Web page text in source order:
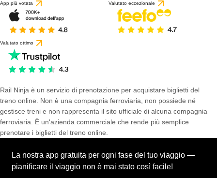
App più votata Valutato eccezionale
Valutato ottimo
Rail Ninja è un servizio di prenotazione per acquistare biglietti del
treno online. Non è una compagnia ferroviaria, non possiede né
gestisce treni e non rappresenta il sito ufficiale di alcuna compagnia
ferroviaria. È un'azienda commerciale che rende più semplice
prenotare i biglietti del treno online.
La nostra app gratuita per ogni fase del tuo viaggio —
pianificare il viaggio non è mai stato così facile!